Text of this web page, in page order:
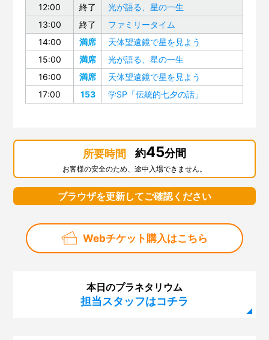
12:00 終了
光が語る、星の一生
13:00
終了
ファミリータイム
14:00
満席
天体望遠鏡で星を見よう
15:00
満席
光が語る、星の一生
16:00
満席
天体望遠鏡で星を見よう
17:00
153 学SP「伝統的七夕の話」
所要時間 約45分間
お客様の安全のため、途中入場できません。
ブラウザを更新してご確認ください
Webチケット購入はこちら
本日のプラネタリウム
担当スタッフはコチラ